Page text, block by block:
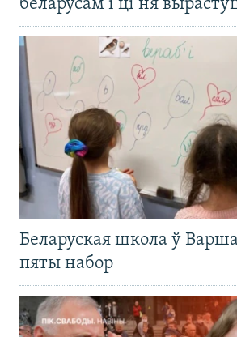
беларусам і ці ня
Беларуская школа ў
пяты набор